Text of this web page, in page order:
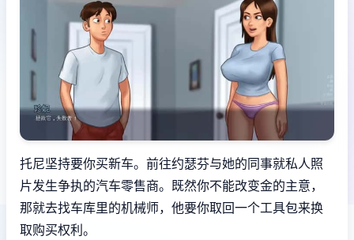
托尼坚持要你买新车。前往约瑟芬与她的同事就私人照
片发生争执的汽车零售商。既然你不能改变金的主意，
那就去找车库里的机械师，他要你取回一个工具包来换
取购买权利。